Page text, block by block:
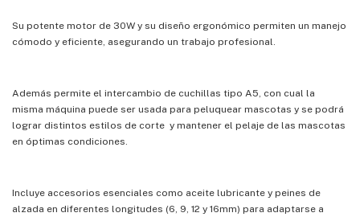
Su potente motor de 30W y su diseño ergonómico permiten un manejo
cómodo y eficiente, asegurando un trabajo profesional.
Además permite el intercambio de cuchillas tipo A5, con cual la
misma máquina puede ser usada para peluquear mascotas y se podrá
lograr distintos estilos de corte y mantener el pelaje de las mascotas
en óptimas condiciones.
Incluye accesorios esenciales como aceite lubricante y peines de
alzada en diferentes longitudes (6, 9, 12 y 16mm) para adaptarse a